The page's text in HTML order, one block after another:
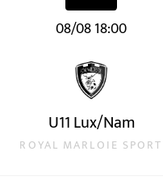
08/08 18:00
U11 Lux/Nam
ROYAL MARLOIE SPORT